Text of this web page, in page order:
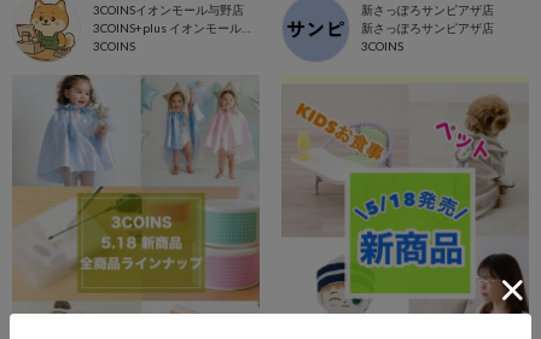
3COINSイオンモール与野店
3COINS+plus イオンモール与野店
3COINS
新さっぽろサンピアザ店
新さっぽろサンピアザ店
3COINS